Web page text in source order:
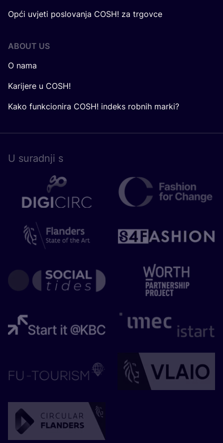
Opći uvjeti poslovanja COSH! za trgovce
ABOUT US
O nama
Karijere u COSH!
Kako funkcionira COSH! indeks robnih marki?
U surad­nji s